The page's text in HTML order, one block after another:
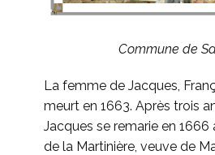
Commune de
La femme de Jacques,
meurt en 1663. Après trois
Jacques se remarie en
de la Martinière, veuve de